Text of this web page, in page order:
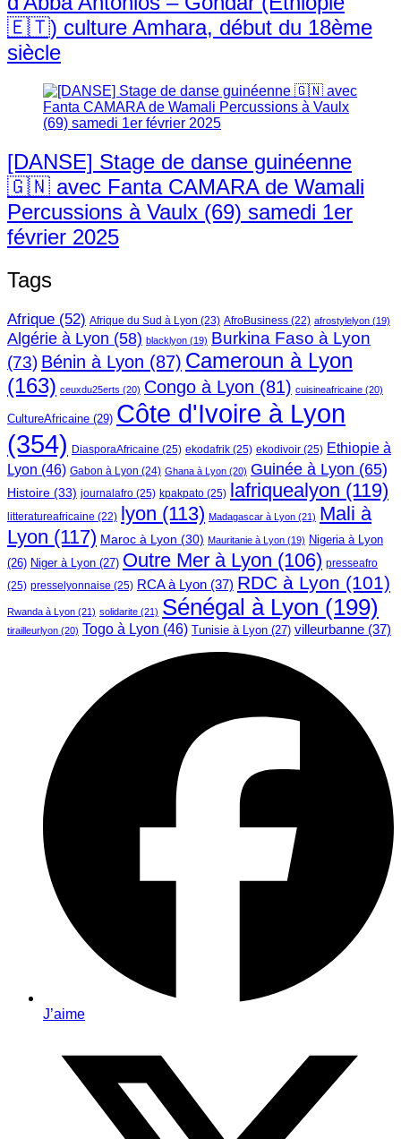
🇪🇹) culture Amhara, début du 18ème
siècle
[DANSE] Stage de danse guinéenne
🇬🇳 avec Fanta CAMARA de Wamali
Percussions à Vaulx (69) samedi 1er
février 2025
Tags
Afrique (52) Afrique du Sud à Lyon (23) AfroBusiness (22) afrostylelyon (19)
Algérie à Lyon (58) blacklyon (19) Burkina Faso à Lyon
(73) Bénin à Lyon (87) Cameroun à Lyon
(163) ceuxdu25erts (20) Congo à Lyon (81) cuisineafricaine (20)
CultureAfricaine (29) Côte d'Ivoire à Lyon
(354) DiasporaAfricaine (25) ekodafrik (25) ekodivoir (25) Ethiopie à
Lyon (46) Gabon à Lyon (24) Ghana à Lyon (20) Guinée à Lyon (65)
Histoire (33) journalafro (25) kpakpato (25) lafriquealyon (119)
litteratureafricaine (22) lyon (113) Madagascar à Lyon (21) Mali à
Lyon (117) Maroc à Lyon (30) Mauritanie à Lyon (19) Nigeria à Lyon
(26) Niger à Lyon (27) Outre Mer à Lyon (106) presseafro
(25) presselyonnaise (25) RCA à Lyon (37) RDC à Lyon (101)
Rwanda à Lyon (21) solidarite (21) Sénégal à Lyon (199)
tirailleurlyon (20) Togo à Lyon (46) Tunisie à Lyon (27) villeurbanne (37)
J’aime